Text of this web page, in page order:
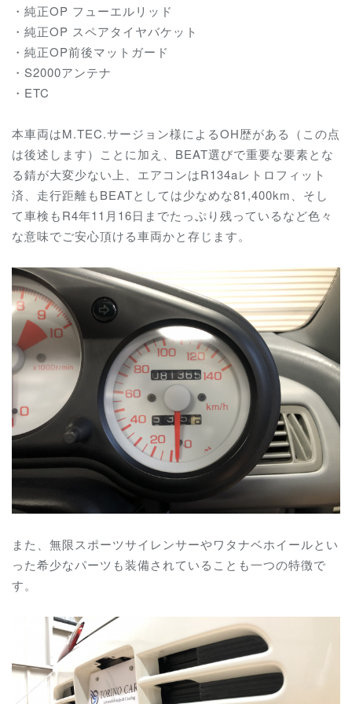
・純正OP フューエルリッド
・純正OP スペアタイヤバケット
・純正OP前後マットガード
・S2000アンテナ
・ETC
本車両はM.TEC.サージョン様によるOH歴がある（この点
は後述します）ことに加え、BEAT選びで重要な要素とな
る錆が大変少ない上、エアコンはR134aレトロフィット
済、走行距離もBEATとしては少なめな81,400km、そし
て車検もR4年11月16日までたっぷり残っているなど色々
な意味でご安心頂ける車両かと存じます。
また、無限スポーツサイレンサーやワタナベホイールとい
った希少なパーツも装備されていることも一つの特徴で
す。